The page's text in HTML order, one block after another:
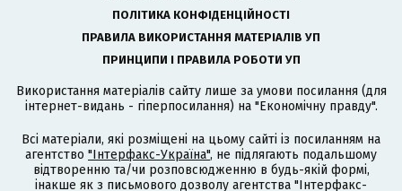
ПОЛІТИКА КОНФІДЕНЦІЙНОСТІ
ПРАВИЛА ВИКОРИСТАННЯ МАТЕРІАЛІВ УП
ПРИНЦИПИ І ПРАВИЛА РОБОТИ УП
Використання матеріалів сайту лише за умови посилання (для
інтернет-видань - гіперпосилання) на "Економічну правду".
Всі матеріали, які розміщені на цьому сайті із посиланням на
агентство "Інтерфакс-Україна", не підлягають подальшому
відтворенню та/чи розповсюдженню в будь-якій формі,
інакше як з письмового дозволу агентства "Інтерфакс-